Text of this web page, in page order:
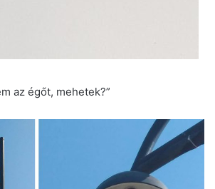
az égőt, mehetek?”